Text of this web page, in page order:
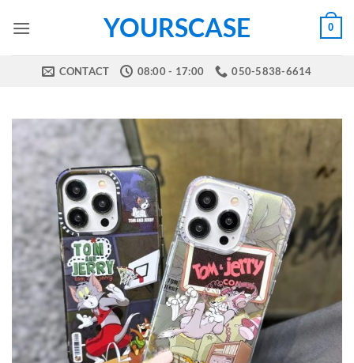
YOURSCASE 0
CONTACT 08:00 - 17:00 050-5838-6614